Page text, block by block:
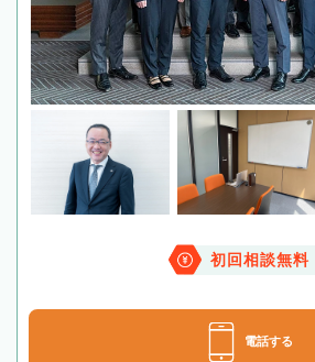
初回相談無料
電話する